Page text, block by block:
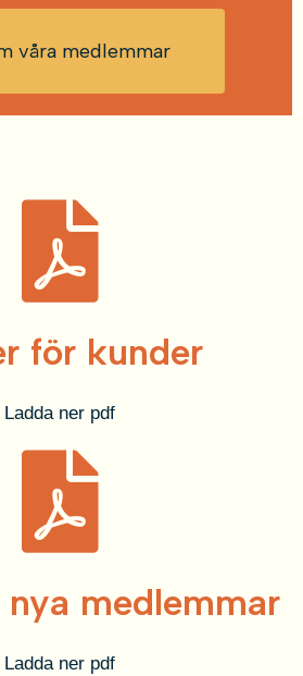
våra medlemmar
för kunder
Ladda ner pdf
medlemmar
Ladda ner pdf